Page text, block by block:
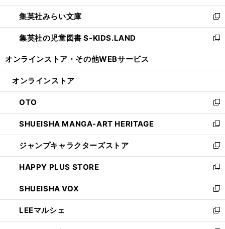
開
く
ウ
で
開
く
ン
ド
ウ
で
ウ
ィ
ン
ド
開
集英社みらい文庫
新
し
い
ン
ウ
で
開
く
集英社の児童図書 S-KIDS.LAND
新
ウ
ン
ド
ウ
で
開
く
オンラインストア・ その他WEBサービス
オンラインストア
OTO
新
し
い
ウ
ィ
ン
ド
ウ
で
開
く
SHUEISHA MANGA-ART HERITAGE
新
し
い
ウ
ィ
ン
ド
ウ
で
開
ジャンプキャラクターズストア
新
し
い
ウ
ィ
ン
ド
ウ
HAPPY PLUS STORE
新
し
い
ウ
ィ
ン
SHUEISHA VOX
新
し
い
ウ
LEEマルシェ
新
し